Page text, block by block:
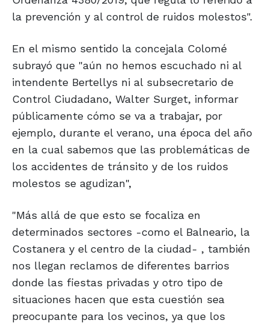
la prevención y al control de ruidos molestos".
En el mismo sentido la concejala Colomé
subrayó que "aún no hemos escuchado ni al
intendente Bertellys ni al subsecretario de
Control Ciudadano, Walter Surget, informar
públicamente cómo se va a trabajar, por
ejemplo, durante el verano, una época del año
en la cual sabemos que las problemáticas de
los accidentes de tránsito y de los ruidos
molestos se agudizan",
"Más allá de que esto se focaliza en
determinados sectores -como el Balneario, la
Costanera y el centro de la ciudad- , también
nos llegan reclamos de diferentes barrios
donde las fiestas privadas y otro tipo de
situaciones hacen que esta cuestión sea
preocupante para los vecinos, ya que los